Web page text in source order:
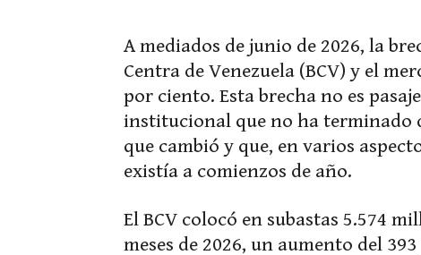
A mediados de junio de 2026, la
Centra de Venezuela (BCV) y el
por ciento. Esta brecha no es
institucional que no ha terminado
que cambió y que, en varios
existía a comienzos de año.
El BCV colocó en subastas 5.574
meses de 2026, un aumento del